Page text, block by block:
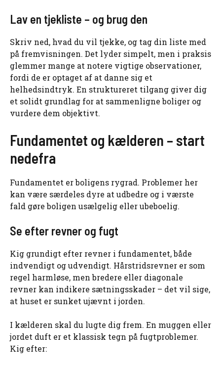
Lav en tjekliste – og brug den
Skriv ned, hvad du vil tjekke, og tag din liste med
på fremvisningen. Det lyder simpelt, men i praksis
glemmer mange at notere vigtige observationer,
fordi de er optaget af at danne sig et
helhedsindtryk. En struktureret tilgang giver dig
et solidt grundlag for at sammenligne boliger og
vurdere dem objektivt.
Fundamentet og kælderen – start
nedefra
Fundamentet er boligens rygrad. Problemer her
kan være særdeles dyre at udbedre og i værste
fald gøre boligen usælgelig eller ubeboelig.
Se efter revner og fugt
Kig grundigt efter revner i fundamentet, både
indvendigt og udvendigt. Hårstridsrevner er som
regel harmløse, men bredere eller diagonale
revner kan indikere sætningsskader – det vil sige,
at huset er sunket ujævnt i jorden.
I kælderen skal du lugte dig frem. En muggen eller
jordet duft er et klassisk tegn på fugtproblemer.
Kig efter: